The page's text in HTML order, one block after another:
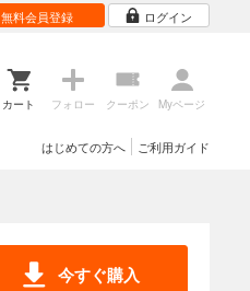
無料会員登録 ログイン
カート フォロー クーポン Myページ
ご利用ガイド
はじめての方へ
今すぐ購入